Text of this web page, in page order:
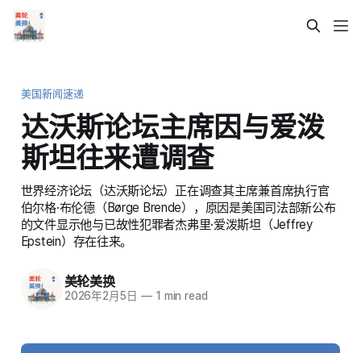
美国新闻速递
达沃斯论坛主席因与爱泼
斯坦往来遭调查
世界经济论坛（达沃斯论坛）正在调查其主席兼首席执行官
伯尔格·布伦德（Børge Brende），原因是美国司法部新公布
的文件显示他与已故性犯罪者杰弗里·爱泼斯坦（Jeffrey
Epstein）存在往来。
美轮美换
2026年2月5日 —1 min read